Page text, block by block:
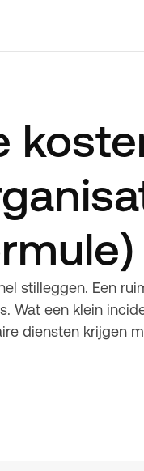
stilleggen. Een
Wat een klein
diensten krijgen